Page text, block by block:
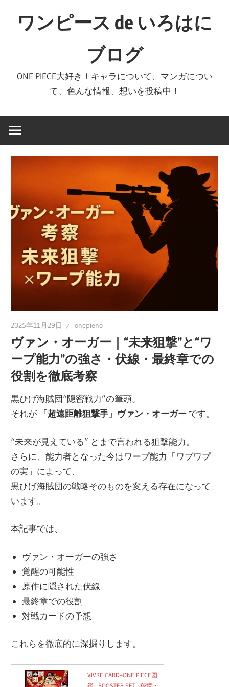
ワンピース de いろはに
ブログ
ONE PIECE大好き！キャラについて、マンガについ
て、色んな情報、想いを投稿中！
2025年11月29日 onepieno
ヴァン・オーガー｜“未来狙撃”と“ワ
ープ能力”の強さ・伏線・最終章での
役割を徹底考察
黒ひげ海賊団“隠密戦力”の筆頭。
それが
「超遠距離狙撃手」ヴァン・オーガー です。
“未来が見えている” とまで言われる狙撃能力。
さらに、能力者となった今はワープ能力「ワプワプ
の実」によって、
黒ひげ海賊団の戦略そのものを変える存在になって
います。
本記事では、
ヴァン・オーガーの強さ
覚醒の可能性
原作に隠された伏線
最終章での役割
対戦カードの予想
これらを徹底的に深掘りします。
VIVRE CARD~ONE PIECE図